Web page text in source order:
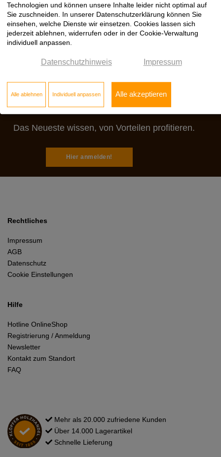
Jetzt zum Klöpfer
Das Neueste wissen, von Vorteilen profitieren.
Hier anmelden!
Rechtliches
Impressum
AGB
Datenschutz
Cookie Einstellungen
Hilfe
Hotline OnlineShop
Registrierung / Anmeldung
Newsletter
Kontakt zum Standort
FAQ
Mehr als 20.000 zufriedene Kunden
Über 14.000 Lagerartikel
Schnelle Lieferung
Technologien und können unsere Inhalte leider nicht optimal auf
Sie zuschneiden. In unserer Datenschutzerklärung können Sie
einsehen, welche Dienste wir einsetzen. Cookies lassen sich
jederzeit ablehnen, widerrufen oder in der Cookie-Verwaltung
individuell anpassen.
Datenschutzhinweis Impressum
Alle ablehnen Individuell anpassen Alle akzeptieren